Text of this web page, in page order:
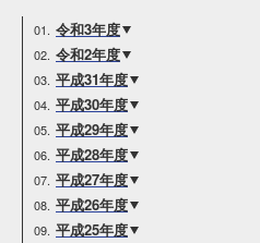
研究・産学連携
就職・キャリア
キャンパス
入試情報
令和3年度
令和2年度
平成31年度
平成30年度
平成29年度
平成28年度
平成27年度
平成26年度
平成25年度